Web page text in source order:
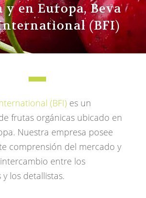
y en Europa, Beva
(BFI)
(BFI)es un
frutas orgánicas ubicado en
Nuestra empresa posee
comprensión del mercado y
entre los
los detallistas.